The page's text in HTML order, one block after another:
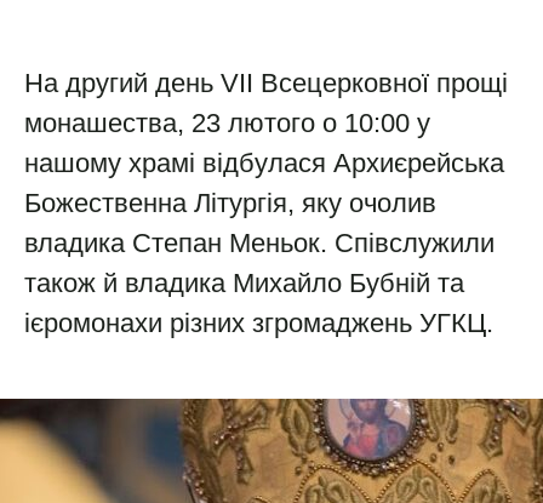
На другий день VII Всецерковної прощі
монашества, 23 лютого о 10:00 у
нашому храмі відбулася Архиєрейська
Божественна Літургія, яку очолив
владика Степан Меньок. Співслужили
також й владика Михайло Бубній та
ієромонахи різних згромаджень УГКЦ.